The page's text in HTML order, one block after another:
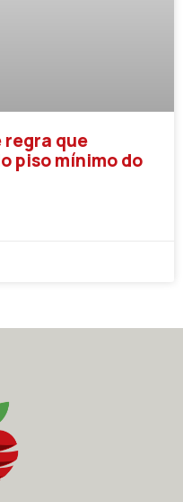
regra que
piso mínimo do